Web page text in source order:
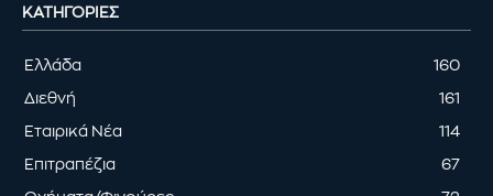
ΚΑΤΗΓΟΡΊΕΣ
Ελλάδα 160
Διεθνή 161
Εταιρικά Νέα 114
Επιτραπέζια 67